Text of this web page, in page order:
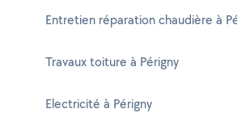
Entretien réparation chaudière à
Travaux toiture à Périgny
Electricité à Périgny